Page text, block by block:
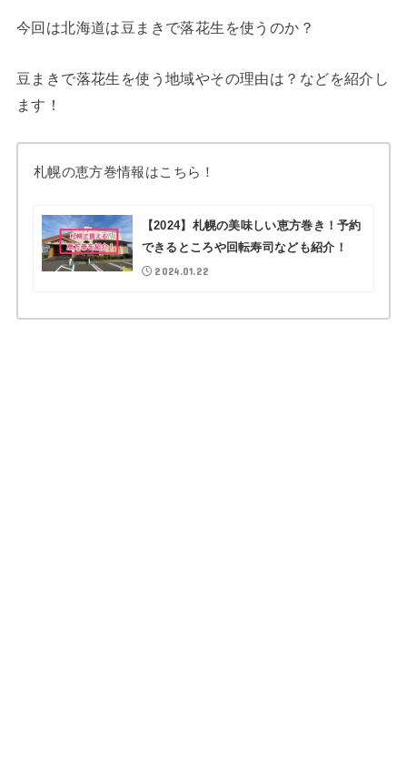
今回は北海道は豆まきで落花生を使うのか？
豆まきで落花生を使う地域やその理由は？などを紹介し
ます！
札幌の恵方巻情報はこちら！
【2024】札幌の美味しい恵方巻き！予約
できるところや回転寿司なども紹介！
2024.01.22